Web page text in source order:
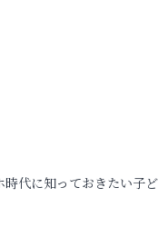
代に知っておきたい子